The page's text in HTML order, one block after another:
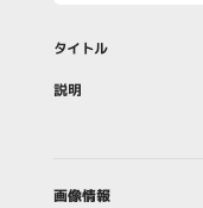
タイトル
説明
画像情報